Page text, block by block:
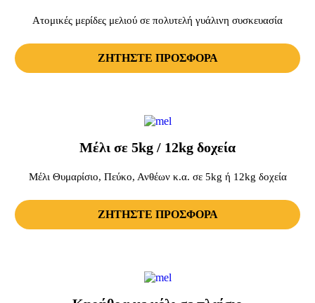
Ατομικές μερίδες μελιού σε πολυτελή γυάλινη συσκευασία
ΖΗΤΗΣΤΕ ΠΡΟΣΦΟΡΑ
Μέλι σε 5kg / 12kg δοχεία
Μέλι Θυμαρίσιο, Πεύκο, Ανθέων κ.α. σε 5kg ή 12kg δοχεία
ΖΗΤΗΣΤΕ ΠΡΟΣΦΟΡΑ